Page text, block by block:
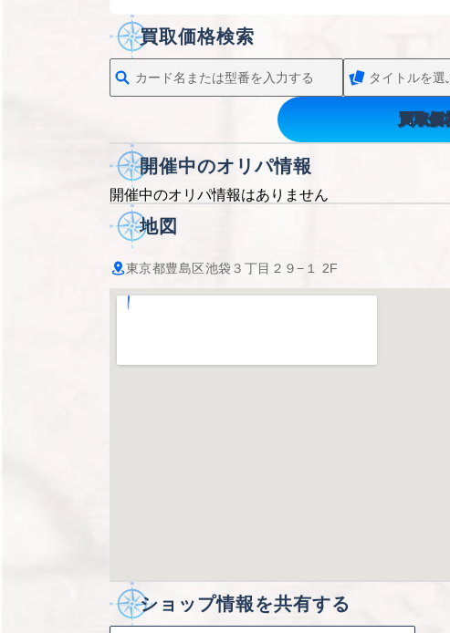
買取価格検索
買取価
開催中のオリパ情報
開催中のオリパ情報はありません
地図
東京都豊島区池袋３丁目２９−１ 2F
ショップ情報を共有する